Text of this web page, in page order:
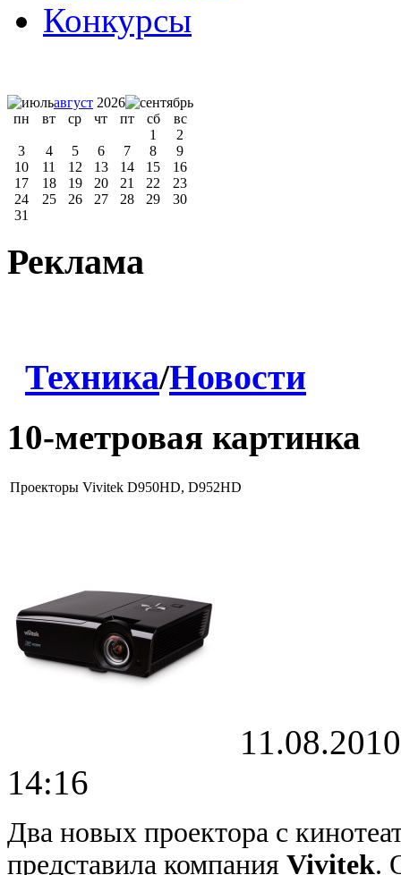
Конкурсы
август 2026
пн
вт ср чт пт сб
вс
1
2
3
4 5 6 7 8
9
10
11 12 13 14 15
16
17
18 19 20 21 22
23
24
25 26 27 28 29
30
31
Реклама
Техника/Новости
10-метровая картинка
Проекторы Vivitek D950HD, D952HD
11.08.2010
14:16
Два новых проектора с
представила компания Vivitek.